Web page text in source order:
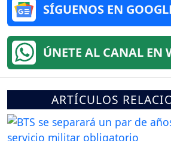
SÍGUENOS EN
ÚNETE AL CANAL EN
ARTÍCULOS